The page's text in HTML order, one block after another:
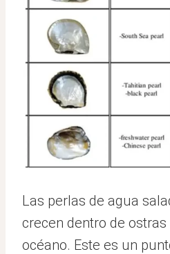
Las perlas de agua
crecen dentro de
océano. Este es un